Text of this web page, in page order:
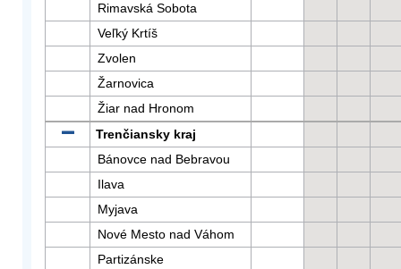
Rimavská Sobota
Veľký Krtíš
Zvolen
Žarnovica
Žiar nad Hronom
Trenčiansky kraj
Bánovce nad Bebravou
Ilava
Myjava
Nové Mesto nad Váhom
Partizánske